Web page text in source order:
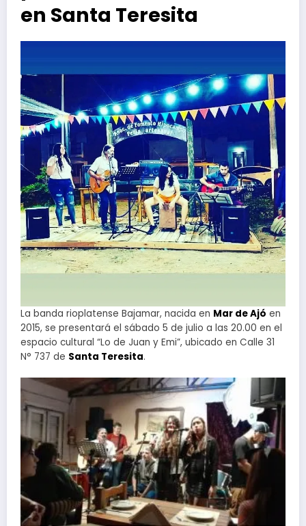
en Santa Teresita
La banda rioplatense Bajamar, nacida en Mar de Ajó en
2015, se presentará el sábado 5 de julio a las 20.00 en el
espacio cultural “Lo de Juan y Emi”, ubicado en Calle 31
N° 737 de Santa Teresita.